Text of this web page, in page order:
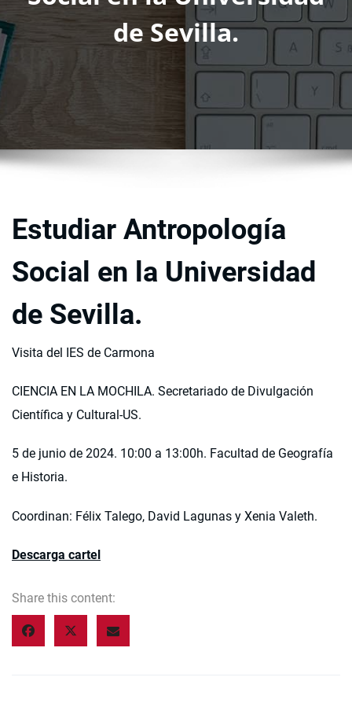
de Sevilla.
Estudiar Antropología
Social en la Universidad
de Sevilla.
Visita del IES de Carmona
CIENCIA EN LA MOCHILA. Secretariado de Divulgación
Científica y Cultural-US.
5 de junio de 2024. 10:00 a 13:00h. Facultad de Geografía
e Historia.
Coordinan: Félix Talego, David Lagunas y Xenia Valeth.
Descarga cartel
Share this content: